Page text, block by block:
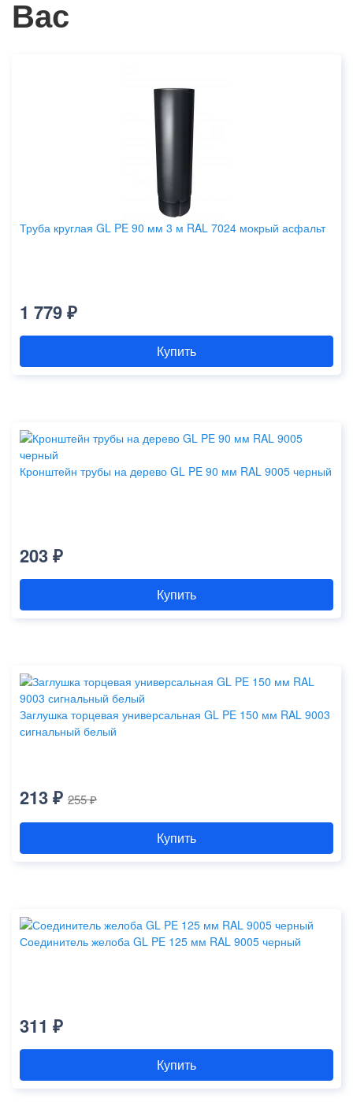
Вас
Труба круглая GL PE 90 мм 3 м RAL 7024 мокрый асфальт
1 779 ₽
Купить
Кронштейн трубы на дерево GL PE 90 мм RAL 9005 черный
203 ₽
Купить
Заглушка торцевая универсальная GL PE 150 мм RAL 9003
сигнальный белый
213 ₽ 255 ₽
Купить
Соединитель желоба GL PE 125 мм RAL 9005 черный
311 ₽
Купить